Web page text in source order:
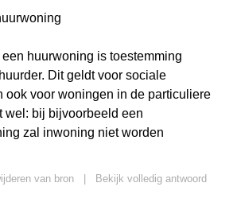
huurwoning is toestemming
Dit geldt voor sociale
ook voor woningen in de particuliere
wel: bij bijvoorbeeld een
zal inwoning niet worden
van bron
Bekijk volledig antwoord